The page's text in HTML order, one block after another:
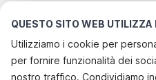
QUESTO SITO WEB UTILIZZA
Utilizziamo i cookie per
per fornire funzionalità dei
nostro traffico. Condividiamo
vacanze
Servizi più popolari per le
norge/trøndelag